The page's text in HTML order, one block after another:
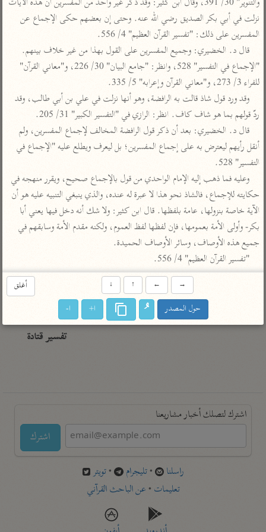
جمع الأقوال
تفسير ابن الجوزي
تفسير الماوردي
منتقاة
تفسير ابن القيم
تفسير ابن تيمية
عامّة
تفسير السمعاني
تفسير مكّي
محاسن التأويل
للقاسمي
تفسير الثعالبي
تفسير السمرقندي
تفسير الثعلبي
تفسير الرازي
أخرى
أضواء البيان
نظم الدرر للبقاعي
لغة وبلاغة
المحرر الوجيز لابن
عطية
البحر المحيط لأبي
حيان
البسيط للواحدي
تفسير أبي السعود
الكشاف للزمخشري
تفسير ابن عثيمين
مركَّزة العبارة
تفسير الجلالين
جامع البيان للإيجي
تفسير البيضاوي
تفسير النسفي
تفسير ابن أبي زمنين
آثار
الدر المنثور
تفسير ابن أبي حاتم
تفسير مقاتل
تفسير قتادة
اشترك لتصلك أخبار مشاريعنا
اشترك
راسلنا •تليجرام •تويتر
تعليمات •عن الباحث القرآني
المفسرين على ذلك: "تفسير القرآن العظيم" 4/ 556.
للفراء 3/ 273، و"معاني القرآن وإعرابه" 5/ 335.
ردّ قولهم بما هو شاف كاف. انظر: الرازي في "التفسير الكبير" 31/ 205.
التفسير" 528.
جميع هذه الأوصاف، وسائر الأوصاف الحميدة.
"تفسير القرآن العظيم" 4/ 556.
أغلق →
←
↑
↓
حول المصدر ا+ ا-